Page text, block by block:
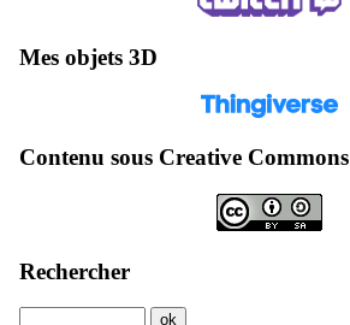
Mes objets 3D
Contenu sous Creative Commons
Rechercher